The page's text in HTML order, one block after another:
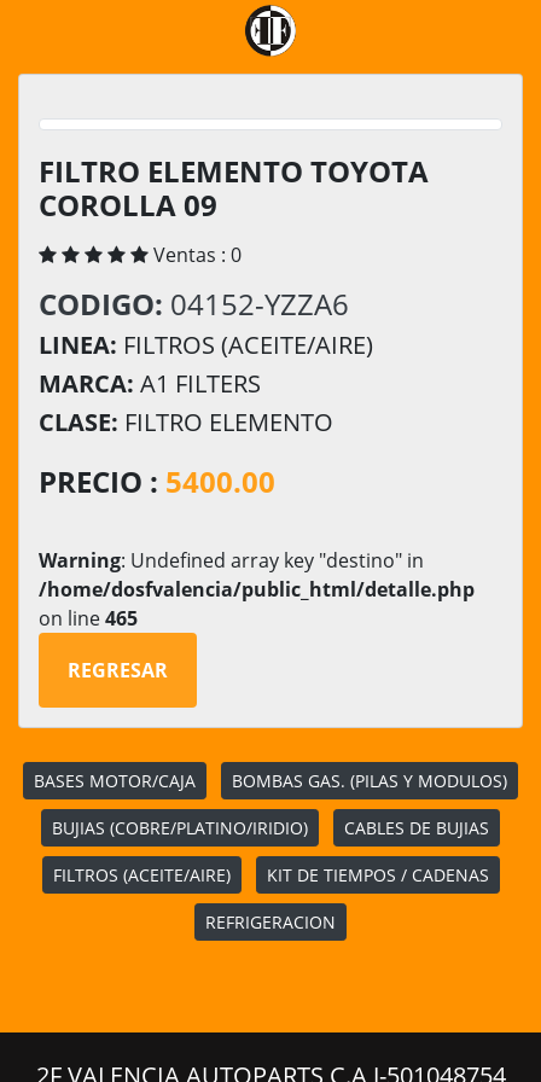
FILTRO ELEMENTO TOYOTA
COROLLA 09
Ventas : 0
CODIGO: 04152-YZZA6
LINEA: FILTROS (ACEITE/AIRE)
MARCA: A1 FILTERS
CLASE: FILTRO ELEMENTO
PRECIO : 5400.00
Warning: Undefined array key "destino" in
/home/dosfvalencia/public_html/detalle.php
on line465
REGRESAR
BASES MOTOR/CAJA BOMBAS GAS. (PILAS Y MODULOS)
BUJIAS (COBRE/PLATINO/IRIDIO) CABLES DE BUJIAS
FILTROS (ACEITE/AIRE) KIT DE TIEMPOS / CADENAS
REFRIGERACION
2F VALENCIA AUTOPARTS,C.A J-501048754